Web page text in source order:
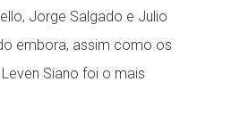
Jorge Salgado e Julio
embora, assim como os
Siano foi o mais